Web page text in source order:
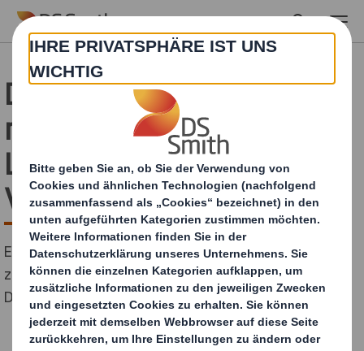
Skip to main content
Deutsche verbringen
mehr als 31 Tage ihres
Lebens damit,
Verpackungen zu öffnen
Eine Studie von DS Smith zeigt ein lästiges Detail auf:
zu komplizierte Verpackungen lassen die Mehrheit der
Deutschen frustriert zurück.